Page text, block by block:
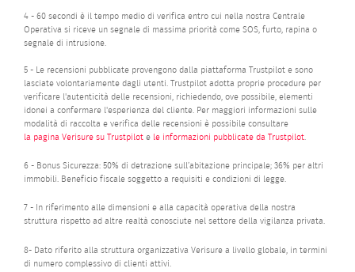
4 - 60 secondi è il tempo medio di verifica entro cui nella nostra Centrale
Operativa si riceve un segnale di massima priorità come SOS, furto, rapina o
segnale di intrusione.
5 - Le recensioni pubblicate provengono dalla piattaforma Trustpilot e sono
lasciate volontariamente dagli utenti. Trustpilot adotta proprie procedure per
verificare l'autenticità delle recensioni, richiedendo, ove possibile, elementi
idonei a confermare l'esperienza del cliente. Per maggiori informazioni sulle
modalità di raccolta e verifica delle recensioni è possibile consultare
la pagina Verisure su Trustpilot e le informazioni pubblicate da Trustpilot
6 - Bonus Sicurezza: 50% di detrazione sull’abitazione principale; 36% per altri
immobili. Beneficio fiscale soggetto a requisiti e condizioni di legge.
7 - In riferimento alle dimensioni e alla capacità operativa della nostra
struttura rispetto ad altre realtà conosciute nel settore della vigilanza privata.
8- Dato riferito alla struttura organizzativa Verisure a livello globale, in termini
di numero complessivo di clienti attivi.